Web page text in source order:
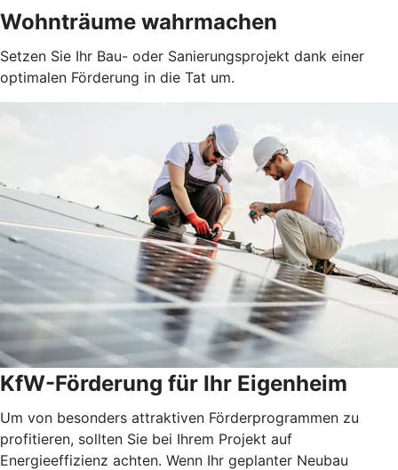
Wohnträume wahrmachen
Setzen Sie Ihr Bau- oder Sanierungsprojekt dank einer
optimalen Förderung in die Tat um.
KfW-Förderung für Ihr Eigenheim
Um von besonders attraktiven Förderprogrammen zu
profitieren, sollten Sie bei Ihrem Projekt auf
Energieeffizienz achten. Wenn Ihr geplanter Neubau